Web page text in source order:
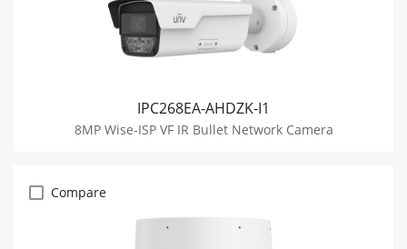
IPC268EA-AHDZK-I1
8MP Wise-ISP VF IR Bullet Network Camera
Compare